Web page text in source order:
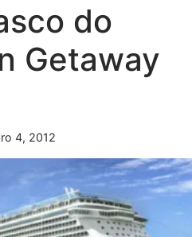
do
Getaway
4, 2012